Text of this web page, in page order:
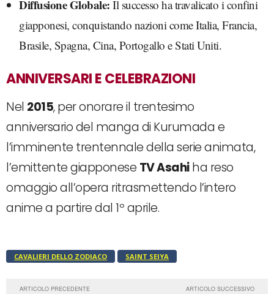
Diffusione Globale: Il successo ha travalicato i confini
giapponesi, conquistando nazioni come Italia, Francia,
Brasile, Spagna, Cina, Portogallo e Stati Uniti.
ANNIVERSARI E CELEBRAZIONI
Nel 2015, per onorare il trentesimo
anniversario del manga di Kurumada e
l’imminente trentennale della serie animata,
l’emittente giapponese TV Asahiha reso
omaggio all’opera ritrasmettendo l’intero
anime a partire dal 1º aprile.
CAVALIERI DELLO ZODIACO SAINT SEIYA
ARTICOLO PRECEDENTE ARTICOLO SUCCESSIVO